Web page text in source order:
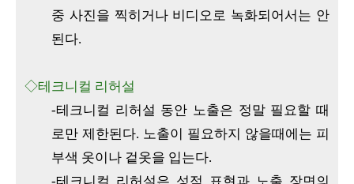
중 사진을 찍히거나 비디오로 녹화되어서는 안
된다.
◇테크니컬 리허설
-테크니컬 리허설 동안 노출은 정말 필요할 때
로만 제한된다. 노출이 필요하지 않을때에는 피
부색 옷이나 겉옷을 입는다.
-테크니컬 리허설은 성적 표현과 노출 장면의